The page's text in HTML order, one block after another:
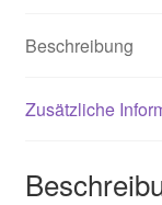
Beschreibung
Zusätzliche